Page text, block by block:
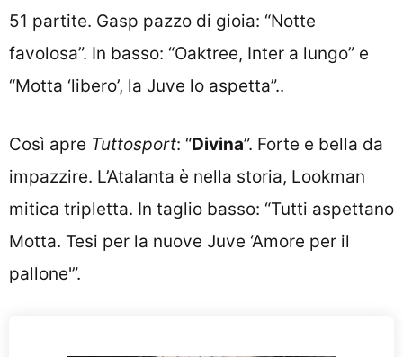
51 partite. Gasp pazzo di gioia: “Notte
favolosa”. In basso: “Oaktree, Inter a lungo” e
“Motta ‘libero’, la Juve lo aspetta”..
Così apre Tuttosport: “Divina”. Forte e bella da
impazzire. L’Atalanta è nella storia, Lookman
mitica tripletta. In taglio basso: “Tutti aspettano
Motta. Tesi per la nuove Juve ‘Amore per il
pallone'”.